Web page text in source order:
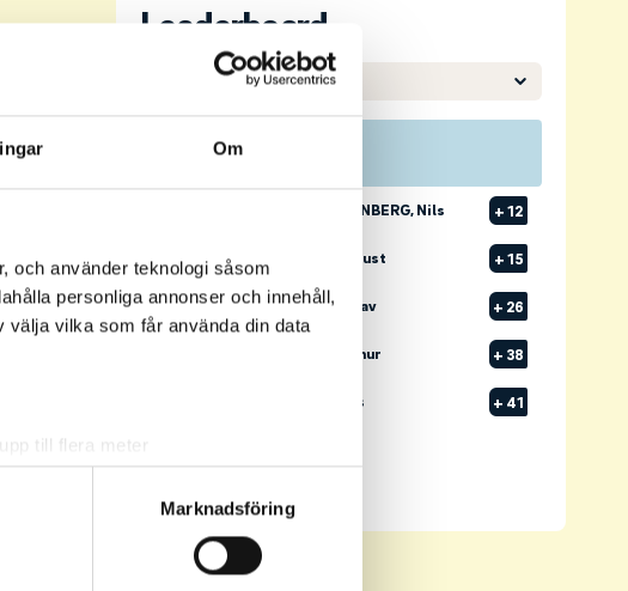
Om
och använder teknologi såsom
personliga annonser och innehåll,
vilka som får använda din data
till flera meter
i
detaljsektionen. Du kan ändra
Marknadsföring
Leaderboard.
HJERTSSON WINBERG, Nils +12
WALLGREN, August +15
3 DANEWID, Gustav + 26
EKSTRAND, Arthur + 38
WESSLAU, Linus + 41